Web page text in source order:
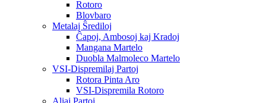
Rotoro
Blovbaro
Metalaj Ŝrediloj
Ĉapoj, Ambosoj kaj Kradoj
Mangana Martelo
Duobla Malmoleco Martelo
VSI-Dispremilaj Partoj
Rotora Pinta Aro
VSI-Dispremila Rotoro
Aliaj Partoj